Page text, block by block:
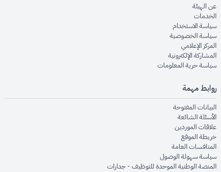
عن الهيئةopens in new window
الخدماتopens in new window
سياسة الاستخدام
سياسة الخصوصيةopens in new window
المركز الإعلاميopens in new window
المشاركة الإلكترونيةopens in new window
سياسة حرية المعلوماتopens in new window
روابط مهمة
البيانات المفتوحةopens in new window
الأسئلة الشائعةopens in new window
علاقات الموردينopens in new window
خريطة الموقعopens in new window
المنافسات العامةopens in new window
سياسة سهولة الوصولopens in new window
المنصة الوطنية الموحدة للتوظيف - جداراتopens in new window